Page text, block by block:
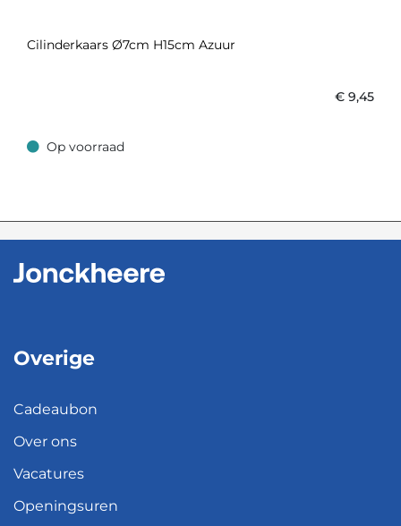
Cilinderkaars Ø7cm H15cm Azuur
€ 9,45
Op voorraad
Op voorraad
Overige
Cadeaubon
Over ons
Vacatures
Openingsuren